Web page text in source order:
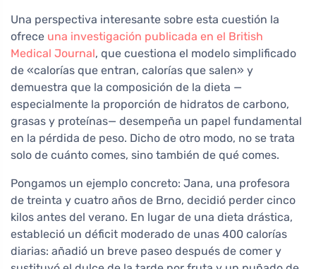
Una perspectiva interesante sobre esta cuestión la
ofrece una investigación publicada en el British
Medical Journal, que cuestiona el modelo simplificado
de «calorías que entran, calorías que salen» y
demuestra que la composición de la dieta —
especialmente la proporción de hidratos de carbono,
grasas y proteínas— desempeña un papel fundamental
en la pérdida de peso. Dicho de otro modo, no se trata
solo de cuánto comes, sino también de qué comes.
Pongamos un ejemplo concreto: Jana, una profesora
de treinta y cuatro años de Brno, decidió perder cinco
kilos antes del verano. En lugar de una dieta drástica,
estableció un déficit moderado de unas 400 calorías
diarias: añadió un breve paseo después de comer y